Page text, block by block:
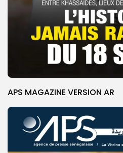
APS MAGAZINE VERSION AR